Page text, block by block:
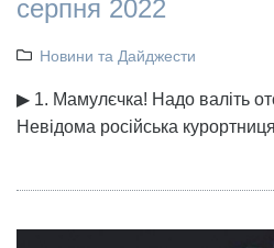
серпня 2022
Новини та Дайджести
▶ 1. Мамулєчка! Надо валіть
Невідома російська